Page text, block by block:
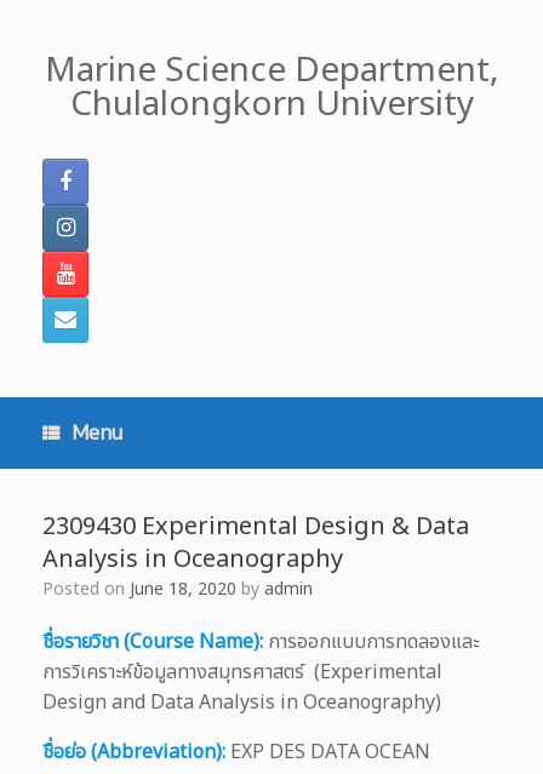
contentMarine Science Department,
Chulalongkorn University
Menu
2309430 Experimental Design & Data
Analysis in Oceanography
Posted on June 18, 2020 byadmin
ชื่อรายวิชา (Course Name): การออกแบบการทดลองและ
การวิเคราะห์ข้อมูลทางสมุทรศาสตร์ (Experimental
Design and Data Analysis in Oceanography)
ชื่อย่อ (Abbreviation): EXP DES DATA OCEAN